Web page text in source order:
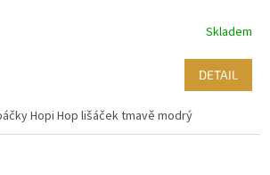
Skladem
DETAIL
Hopi Hop lišáček tmavě modrý